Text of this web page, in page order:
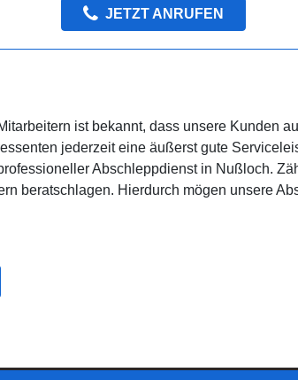
JETZT ANRUFEN
ist bekannt, dass unsere Kunden
jederzeit eine äußerst gute
Abschleppdienst in Nußloch.
beratschlagen. Hierdurch mögen unsere